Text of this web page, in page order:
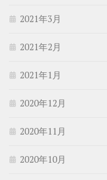
2021年3月
2021年2月
2021年1月
2020年12月
2020年11月
2020年10月